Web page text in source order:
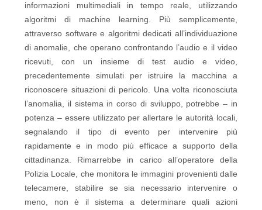
informazioni multimediali in tempo reale, utilizzando
algoritmi di machine learning. Più semplicemente,
attraverso software e algoritmi dedicati all’individuazione
di anomalie, che operano confrontando l’audio e il video
ricevuti, con un insieme di test audio e video,
precedentemente simulati per istruire la macchina a
riconoscere situazioni di pericolo. Una volta riconosciuta
l’anomalia, il sistema in corso di sviluppo, potrebbe – in
potenza – essere utilizzato per allertare le autorità locali,
segnalando il tipo di evento per intervenire più
rapidamente e in modo più efficace a supporto della
cittadinanza. Rimarrebbe in carico all’operatore della
Polizia Locale, che monitora le immagini provenienti dalle
telecamere, stabilire se sia necessario intervenire o
meno, non è il sistema a determinare quali azioni